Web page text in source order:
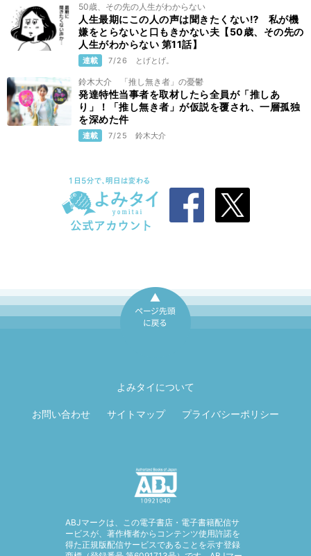
50歳、その先の人生がわからない
人生最期にこの人の声は聞きたくない⁉ 私が機
嫌をとらないと口もきかない夫【50歳、その先の
人生がわからない 第11話】
連載 7/26 とげとげ。
鈴木大介 「推し無き者」の憂鬱
発達特性当事者を取材したら全員が「推しあ
り」！「推し無き者」が仮説を覆され、一層孤独
を深めた件
連載 7/25 鈴木大介
よみタイについて
お問い合わせ サイトマップ プライバシーポリシー
ABJマークは、この電子書店・電子書籍配信サ
ービスが、著作権者からコンテンツ使用許諾を
得た正規版配信サービスであることを示す登録